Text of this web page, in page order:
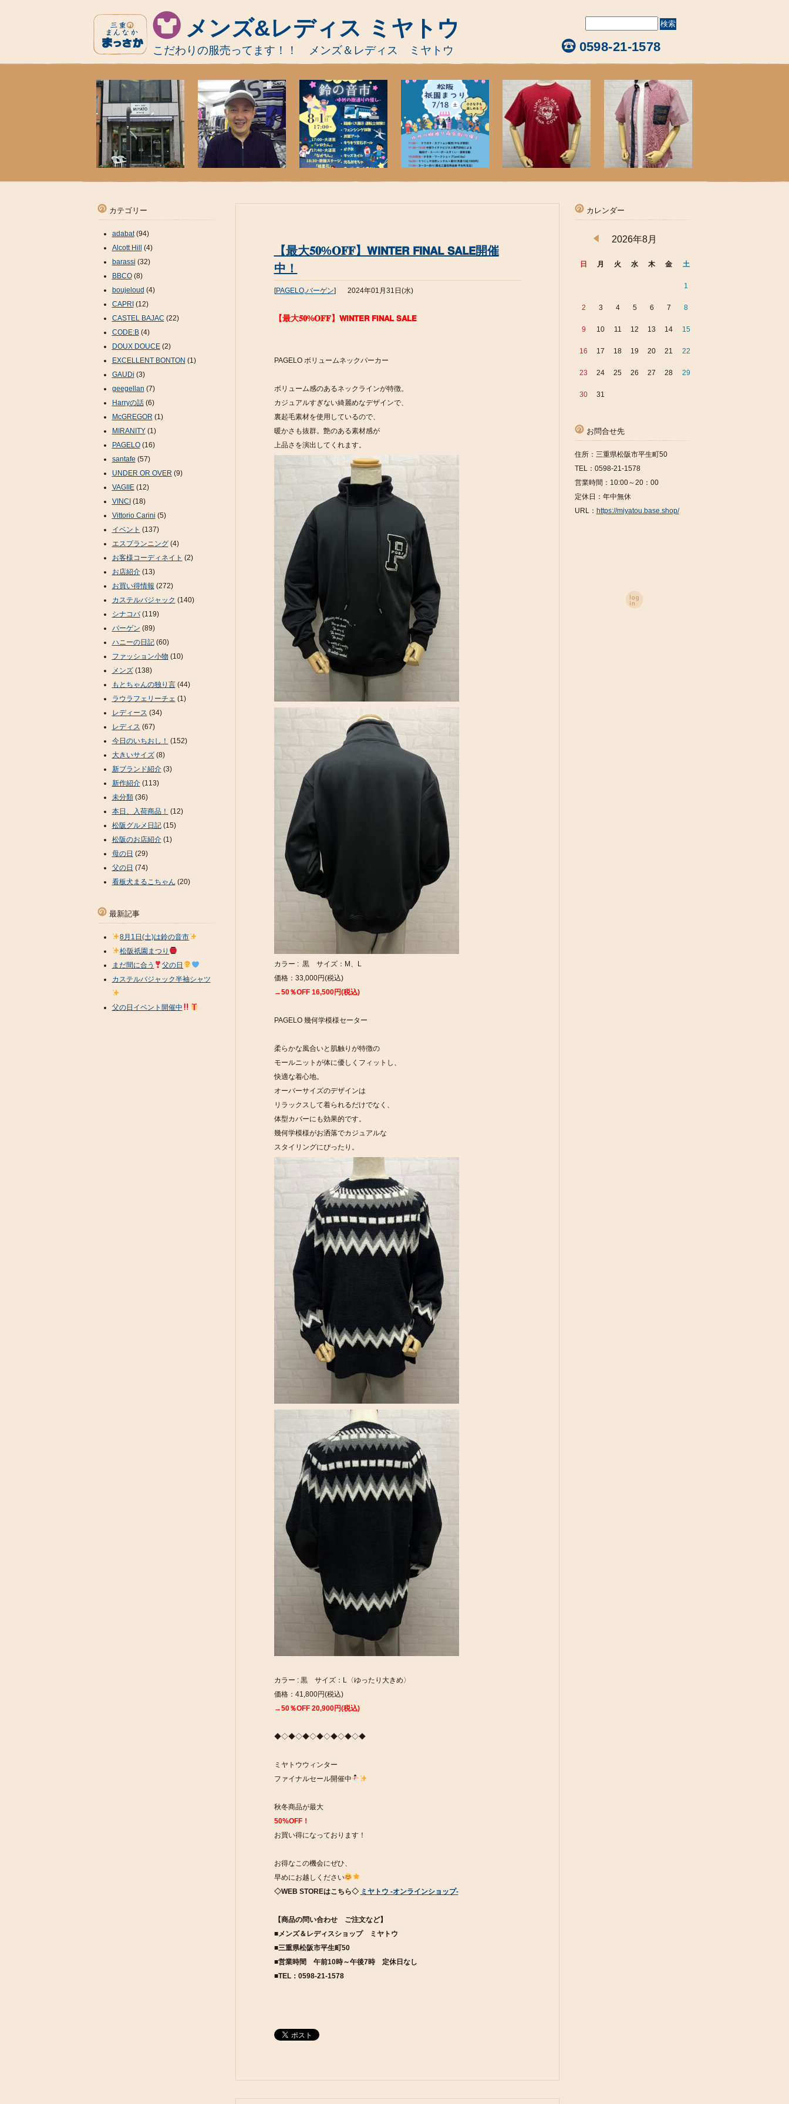
メンズ&レディス ミヤトウ
こだわりの服売ってます！！ メンズ＆レディス ミヤトウ 0598-21-1578
【最大𝟓𝟎%𝐎𝐅𝐅】𝗪𝗜𝗡𝗧𝗘𝗥 𝗙𝗜𝗡𝗔𝗟 𝗦𝗔𝗟𝗘開催
中！
[PAGELO,バーゲン] 2024年01月31日(水)
【最大𝟓𝟎%𝐎𝐅𝐅】𝗪𝗜𝗡𝗧𝗘𝗥 𝗙𝗜𝗡𝗔𝗟 𝗦𝗔𝗟𝗘
PAGELO ボリュームネックパーカー
ボリューム感のあるネックラインが特徴。
カジュアルすぎない綺麗めなデザインで、
裏起毛素材を使用しているので、
暖かさも抜群。艶のある素材感が
上品さを演出してくれます。
カラー : 黒 サイズ：M、L
価格：33,000円(税込)
→50％OFF 16,500円(税込)
PAGELO 幾何学模様セーター
柔らかな風合いと肌触りが特徴の
モールニットが体に優しくフィットし、
快適な着心地。
オーバーサイズのデザインは
リラックスして着られるだけでなく、
体型カバーにも効果的です。
幾何学模様がお洒落でカジュアルな
スタイリングにぴったり。
カラー : 黒 サイズ：L〈ゆったり大きめ〉
価格：41,800円(税込)
→50％OFF 20,900円(税込)
◆◇◆◇◆◇◆◇◆◇◆◇◆
ミヤトウウィンター
ファイナルセール開催中
秋冬商品が最大
50%OFF！
お買い得になっております！
お得なこの機会にぜひ、
早めにお越しください
◇WEB STOREはこちら◇ ミヤトウ -オンラインショップ-
【商品の問い合わせ ご注文など】
■メンズ＆レディスショップ ミヤトウ
■三重県松阪市平生町50
■営業時間 午前10時～午後7時 定休日なし
■TEL：0598-21-1578
カテゴリー
adabat(94)
Alcott Hill
(4)
barassi (32)
BBCO(8)
boujeloud (4)
CAPRI (12)
CASTEL BAJAC (22)
CODE:B(4)
DOUX DOUCE(2)
EXCELLENT BONTON (1)
GAUDi (3)
geegellan (7)
Harryの話(6)
McGREGOR (1)
MIRANITY(1)
PAGELO(16)
santafe (57)
UNDER OR OVER (9)
VAGIIE(12)
VINCI (18)
Vittorio Carini (5)
イベント (137)
エスプランニング(4)
お客様コーディネイト (2)
お店紹介(13)
お買い得情報 (272)
カステルバジャック (140)
シナコバ(119)
バーゲン (89)
ハニーの日記(60)
ファッション小物 (10)
メンズ(138)
もとちゃんの独り言(44)
ラウラフェリーチェ (1)
レディース (34)
レディス (67)
今日のいちおし！ (152)
大きいサイズ(8)
新ブランド紹介(3)
新作紹介(113)
未分類(36)
本日、入荷商品！ (12)
松阪グルメ日記(15)
松阪のお店紹介(1)
母の日 (29)
父の日 (74)
看板犬まるこちゃん (20)
最新記事
8月1日(土)は鈴の音市
松阪祇園まつり
まだ間に合う
父の日
カステルバジャック半袖シャツ
父の日イベント開催中
カレンダー
2026年8月
日 月 火 水 木 金 土
1
2 3 4 5 6 7 8
9 10 11 12 13 14 15
16 17 18 19 20 21 22
23 24 25 26 27 28 29
30 31
お問合せ先
住所：三重県松阪市平生町50
TEL：0598-21-1578
営業時間：10:00～20：00
定休日：年中無休
URL： https://miyatou.base.shop/